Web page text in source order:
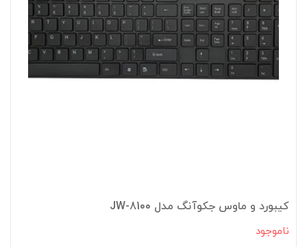
کیبورد و ماوس جکوآنگ مدل JW-8100
ناموجود